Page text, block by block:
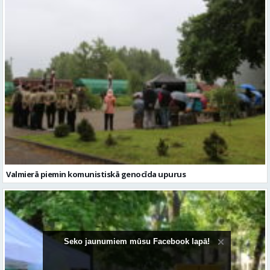
Valmierā piemin komunistiskā genocīda upurus
Seko jaunumiem mūsu Facebook lapā!